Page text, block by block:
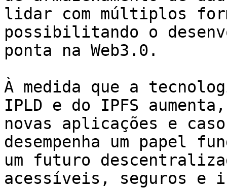
lidar com múltiplos
possibilitando o
ponta na Web3.0.
À medida que a
IPLD e do IPFS
novas aplicações e
desempenha um papel
um futuro
acessíveis, seguros e